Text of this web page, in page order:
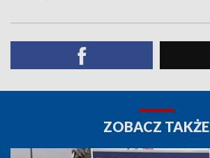
ZOBACZ TAKŻE